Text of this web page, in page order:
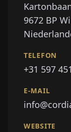
9672 BP
TELEFON
+31 597
E-MAIL
WEBSITE